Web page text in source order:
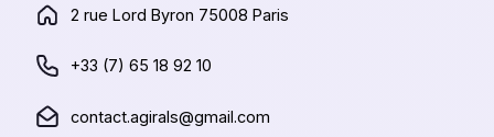
2 rue Lord Byron 75008 Paris
+33 (7) 65 18 92 10
contact.agirals@gmail.com